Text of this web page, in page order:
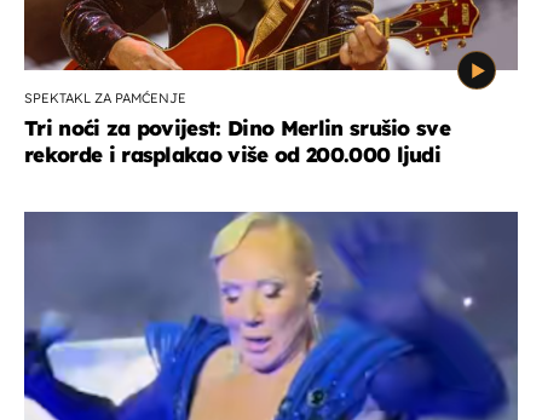
SPEKTAKL ZA PAMĆENJE
Tri noći za povijest: Dino Merlin srušio sve
rekorde i rasplakao više od 200.000 ljudi